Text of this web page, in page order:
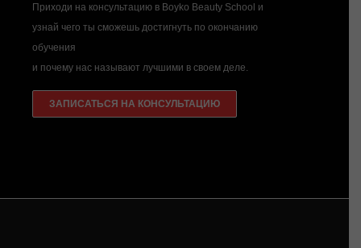
Приходи на консультацию в Boyko Beauty School и
узнай чего ты сможешь достигнуть по окончанию
обучения
и почему нас называют лучшими в своем деле.
ЗАПИСАТЬСЯ НА КОНСУЛЬТАЦИЮ